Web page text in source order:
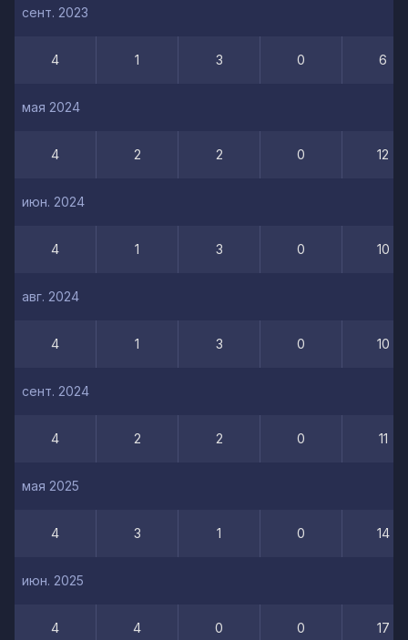
сент. 2023
4 1 3 0 6
мая 2024
4 2 2 0 12
июн. 2024
4 1 3 0 10
авг. 2024
4 1 3 0 10
сент. 2024
4 2 2 0 11
мая 2025
4 3 1 0 14
июн. 2025
4 4 0 0 17